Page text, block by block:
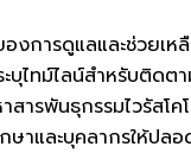
การดูแลและช่วยเห
บุไทม์ไลน์สำหรับติด
ารพันธุกรรมไวรัสโค
าและบุคลากรให้ปล